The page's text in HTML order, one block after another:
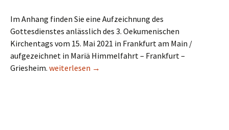
Im Anhang finden Sie eine Aufzeichnung des
Gottesdienstes anlässlich des 3. Oekumenischen
Kirchentags vom 15. Mai 2021 in Frankfurt am Main /
aufgezeichnet in Mariä Himmelfahrt – Frankfurt –
Griesheim. Gottesdienst zum 3. Oekumenischen Kirchentag
weiterlesen →